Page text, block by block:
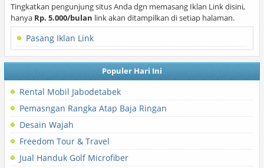
Tingkatkan pengunjung situs Anda dgn memasang Iklan Link disini,
hanya Rp. 5.000/bulan link akan ditampilkan di setiap halaman.
Pasang Iklan Link
Populer Hari Ini
Rental Mobil Jabodetabek
Pemasngan Rangka Atap Baja Ringan
Desain Wajah
Freedom Tour & Travel
Jual Handuk Golf Microfiber